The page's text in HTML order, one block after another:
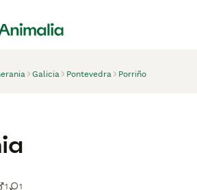
Galicia Pontevedra Porriño
1 1